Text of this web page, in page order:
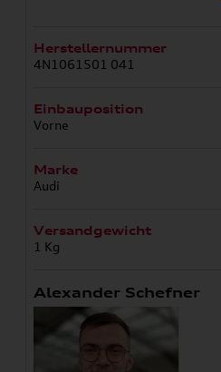
Herstellernummer
4N1061501 041
Einbauposition
Vorne
Marke
Audi
Versandgewicht
1 Kg
Alexander Schefner